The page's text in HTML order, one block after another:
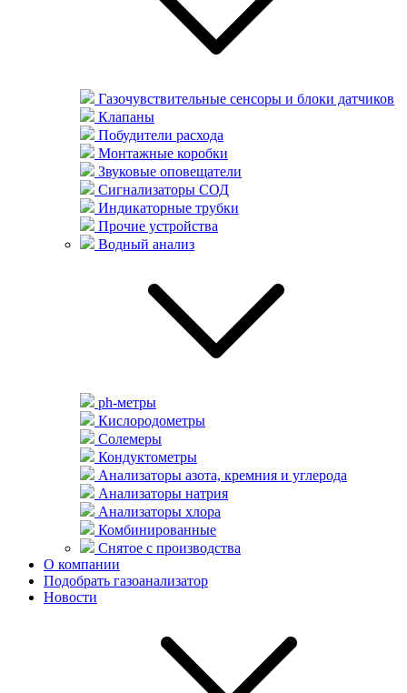
Газочувствительные сенсоры и блоки датчиков
Клапаны
Побудители расхода
Монтажные коробки
Звуковые оповещатели
Сигнализаторы СОД
Индикаторные трубки
Прочие устройства
Водный анализ
ph-метры
Кислородометры
Солемеры
Кондуктометры
Анализаторы азота, кремния и углерода
Анализаторы натрия
Анализаторы хлора
Комбинированные
Снятое с производства
О компании
Подобрать газоанализатор
Новости